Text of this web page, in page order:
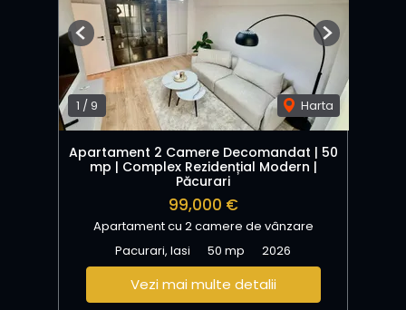
1 / 9 Harta
Previous Next
Apartament 2 Camere Decomandat | 50
mp | Complex Rezidențial Modern |
Păcurari
99,000 €
Apartament cu 2 camere de vânzare
Pacurari, Iasi
50 mp 2026
Vezi mai multe detalii